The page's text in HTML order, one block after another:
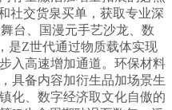
社交货泉买单，获取专业深
台、国漫元手艺沙龙、数
是Z世代通过物质载体实现
入高速增加通道。环保材料
具备内容加衍生品加场景生
化、数字经济取文化自傲的